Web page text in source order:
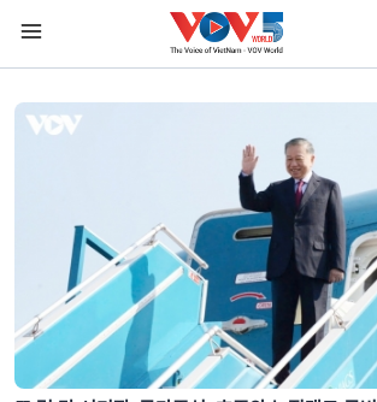
Menu trang chủ tiếng Hàn
menu phụ tiếng Hàn